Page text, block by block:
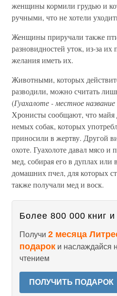
женщины кормили грудью и
ручными, что не хотели
Женщины приручали также
разновидностей уток, из-за их
желания иметь их.
Животными, которых
разводили, можно считать
(Гуахалоте - местное название
Хронисты сообщают, что
немых собак, которых
приносили в жертву. Другой
охоте. Гуахолоте давал мясо и
мед, собирая его в дуплах или
домашних пчел, для которых
также получали мед и воск.
Более 800 000 книг и
Получи 2 месяца
подарок и наслаждайся
чтением
ПОЛУЧИТЬ ПОДАРОК